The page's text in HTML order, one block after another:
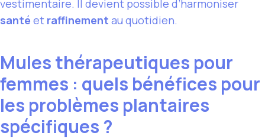
vestimentaire. Il devient possible d’harmoniser
santé et raffinement au quotidien.
Mules thérapeutiques pour
femmes : quels bénéfices pour
les problèmes plantaires
spécifiques ?